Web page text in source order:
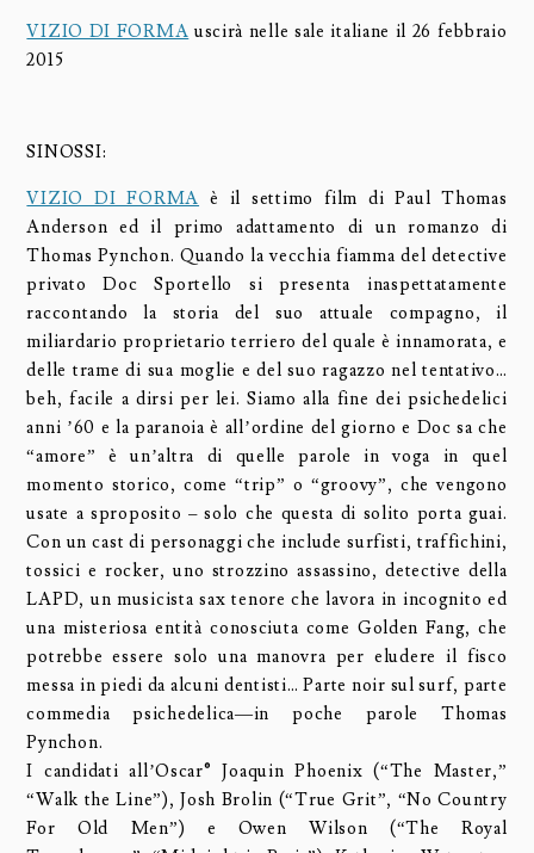
VIZIO DI FORMA uscirà nelle sale italiane il 26 febbraio
2015
SINOSSI:
VIZIO DI FORMA è il settimo film di Paul Thomas
Anderson ed il primo adattamento di un romanzo di
Thomas Pynchon. Quando la vecchia fiamma del detective
privato Doc Sportello si presenta inaspettatamente
raccontando la storia del suo attuale compagno, il
miliardario proprietario terriero del quale è innamorata, e
delle trame di sua moglie e del suo ragazzo nel tentativo…
beh, facile a dirsi per lei. Siamo alla fine dei psichedelici
anni ’60 e la paranoia è all’ordine del giorno e Doc sa che
“amore” è un’altra di quelle parole in voga in quel
momento storico, come “trip” o “groovy”, che vengono
usate a sproposito – solo che questa di solito porta guai.
Con un cast di personaggi che include surfisti, traffichini,
tossici e rocker, uno strozzino assassino, detective della
LAPD, un musicista sax tenore che lavora in incognito ed
una misteriosa entità conosciuta come Golden Fang, che
potrebbe essere solo una manovra per eludere il fisco
messa in piedi da alcuni dentisti… Parte noir sul surf, parte
commedia psichedelica—in poche parole Thomas
Pynchon.
I candidati all’Oscar® Joaquin Phoenix (“The Master,”
“Walk the Line”), Josh Brolin (“True Grit”, “No Country
For Old Men”) e Owen Wilson (“The Royal